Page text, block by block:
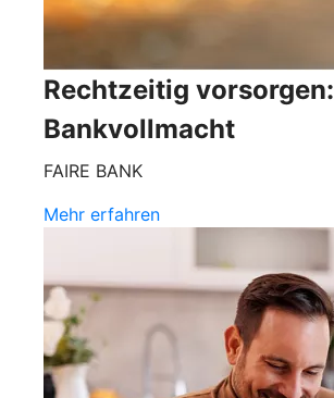
Rechtzeitig vorsorgen:
Bankvollmacht
FAIRE BANK
Mehr erfahren